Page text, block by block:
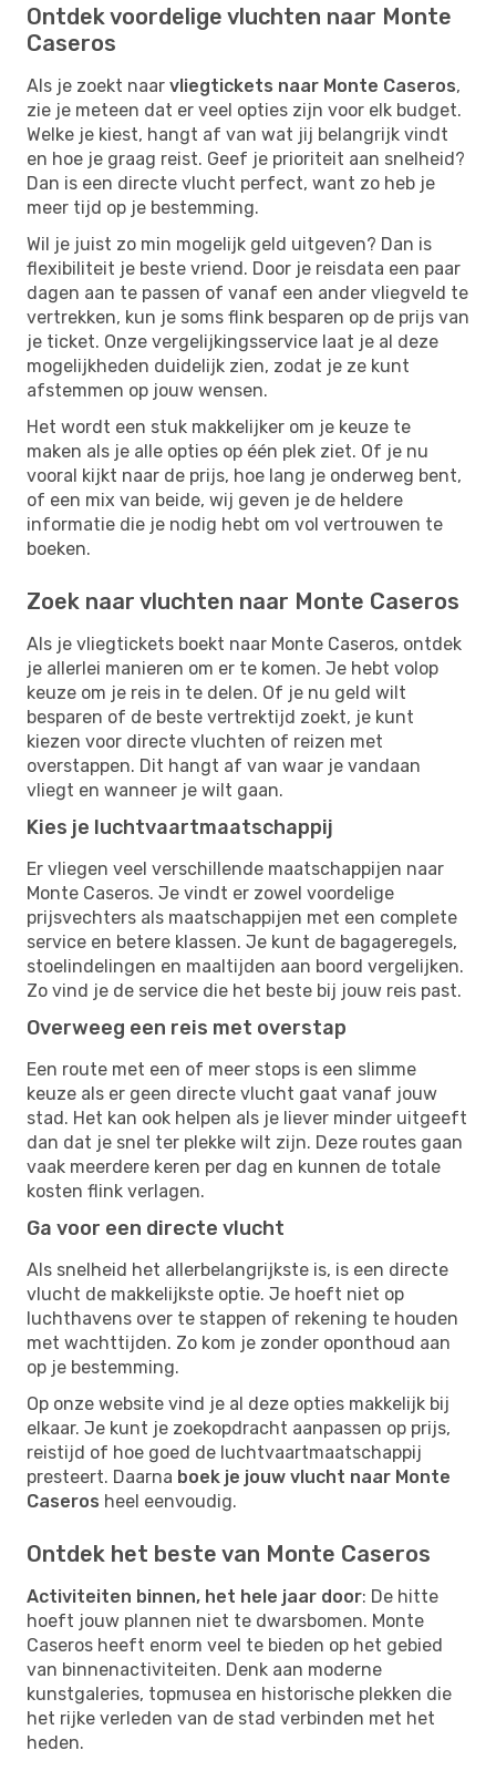
Ontdek voordelige vluchten naar Monte
Caseros
Als je zoekt naar vliegtickets naar Monte Caseros,
zie je meteen dat er veel opties zijn voor elk budget.
Welke je kiest, hangt af van wat jij belangrijk vindt
en hoe je graag reist. Geef je prioriteit aan snelheid?
Dan is een directe vlucht perfect, want zo heb je
meer tijd op je bestemming.
Wil je juist zo min mogelijk geld uitgeven? Dan is
flexibiliteit je beste vriend. Door je reisdata een paar
dagen aan te passen of vanaf een ander vliegveld te
vertrekken, kun je soms flink besparen op de prijs van
je ticket. Onze vergelijkingsservice laat je al deze
mogelijkheden duidelijk zien, zodat je ze kunt
afstemmen op jouw wensen.
Het wordt een stuk makkelijker om je keuze te
maken als je alle opties op één plek ziet. Of je nu
vooral kijkt naar de prijs, hoe lang je onderweg bent,
of een mix van beide, wij geven je de heldere
informatie die je nodig hebt om vol vertrouwen te
boeken.
Zoek naar vluchten naar Monte Caseros
Als je vliegtickets boekt naar Monte Caseros, ontdek
je allerlei manieren om er te komen. Je hebt volop
keuze om je reis in te delen. Of je nu geld wilt
besparen of de beste vertrektijd zoekt, je kunt
kiezen voor directe vluchten of reizen met
overstappen. Dit hangt af van waar je vandaan
vliegt en wanneer je wilt gaan.
Kies je luchtvaartmaatschappij
Er vliegen veel verschillende maatschappijen naar
Monte Caseros. Je vindt er zowel voordelige
prijsvechters als maatschappijen met een complete
service en betere klassen. Je kunt de bagageregels,
stoelindelingen en maaltijden aan boord vergelijken.
Zo vind je de service die het beste bij jouw reis past.
Overweeg een reis met overstap
Een route met een of meer stops is een slimme
keuze als er geen directe vlucht gaat vanaf jouw
stad. Het kan ook helpen als je liever minder uitgeeft
dan dat je snel ter plekke wilt zijn. Deze routes gaan
vaak meerdere keren per dag en kunnen de totale
kosten flink verlagen.
Ga voor een directe vlucht
Als snelheid het allerbelangrijkste is, is een directe
vlucht de makkelijkste optie. Je hoeft niet op
luchthavens over te stappen of rekening te houden
met wachttijden. Zo kom je zonder oponthoud aan
op je bestemming.
Op onze website vind je al deze opties makkelijk bij
elkaar. Je kunt je zoekopdracht aanpassen op prijs,
reistijd of hoe goed de luchtvaartmaatschappij
presteert. Daarna boek je jouw vlucht naar Monte
Caseros heel eenvoudig.
Ontdek het beste van Monte Caseros
Activiteiten binnen, het hele jaar door: De hitte
hoeft jouw plannen niet te dwarsbomen. Monte
Caseros heeft enorm veel te bieden op het gebied
van binnenactiviteiten. Denk aan moderne
kunstgaleries, topmusea en historische plekken die
het rijke verleden van de stad verbinden met het
heden.